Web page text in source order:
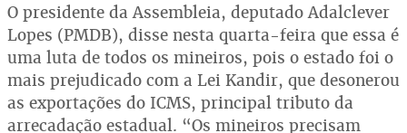
O presidente da Assembleia, deputado Adalclever
Lopes (PMDB), disse nesta quarta-feira que essa é
uma luta de todos os mineiros, pois o estado foi o
mais prejudicado com a Lei Kandir, que desonerou
as exportações do ICMS, principal tributo da
arrecadação estadual. “Os mineiros precisam